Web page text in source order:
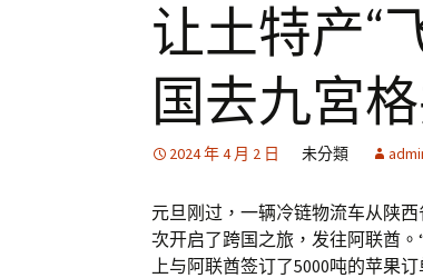
让土特产“
国去九宮
2024 年 4 月 2 日 未分類
元旦刚过，一辆冷链物流车从陕
次开启了跨国之旅，发往阿联酋
上与阿联酋签订了5000吨的苹果